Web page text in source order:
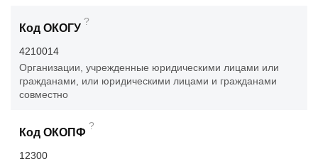
Код ОКОГУ
?
4210014
Организации, учрежденные юридическими лицами или
гражданами, или юридическими лицами и гражданами
совместно
Код ОКОПФ
?
12300